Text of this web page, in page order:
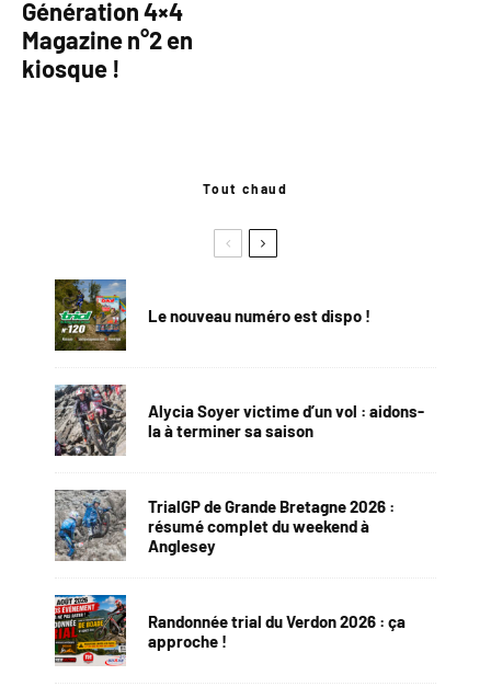
Génération 4×4
Magazine n°2 en
kiosque !
Tout chaud
Le nouveau numéro est dispo !
Alycia Soyer victime d’un vol : aidons-
la à terminer sa saison
TrialGP de Grande Bretagne 2026 :
résumé complet du weekend à
Anglesey
Randonnée trial du Verdon 2026 : ça
approche !